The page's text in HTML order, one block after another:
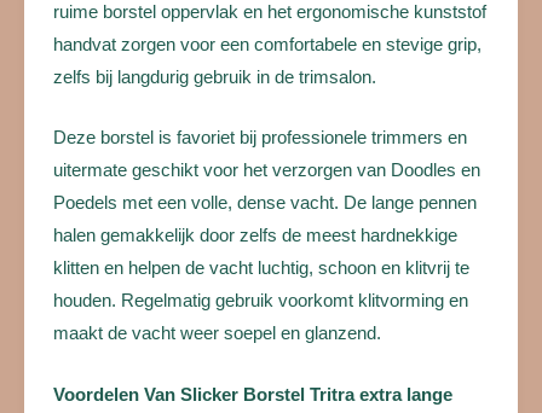
ruime borstel oppervlak en het ergonomische kunststof
handvat zorgen voor een comfortabele en stevige grip,
zelfs bij langdurig gebruik in de trimsalon.
Deze borstel is favoriet bij professionele trimmers en
uitermate geschikt voor het verzorgen van Doodles en
Poedels met een volle, dense vacht. De lange pennen
halen gemakkelijk door zelfs de meest hardnekkige
klitten en helpen de vacht luchtig, schoon en klitvrij te
houden. Regelmatig gebruik voorkomt klitvorming en
maakt de vacht weer soepel en glanzend.
Voordelen Van Slicker Borstel Tritra extra lange